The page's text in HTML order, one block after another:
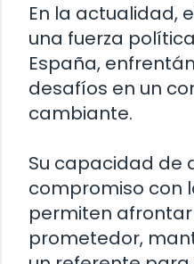
En la actualidad,
una fuerza
España,
desafíos en un
cambiante.
Su capacidad de
compromiso con
permiten
prometedor,